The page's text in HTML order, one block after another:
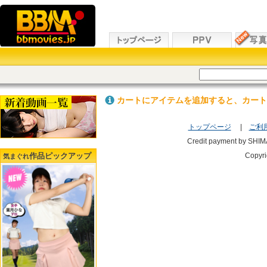
気まぐれ作品ピックアップ
カートにアイテムを追加すると、カー
トップページ
ご利
Credit payment by